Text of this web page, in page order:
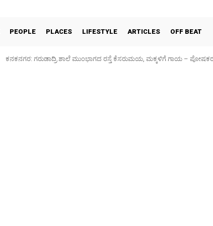
PEOPLE PLACES LIFESTYLE ARTICLES OFF BEAT
ಕನಕನಗರ: ಗರುಡಾದ್ರಿ ಶಾಲೆ ಮುಂಭಾಗದ ರಸ್ತೆ ಕೆಸರುಮಯ, ಮಕ್ಕಳಿಗೆ ಗಾಯ –